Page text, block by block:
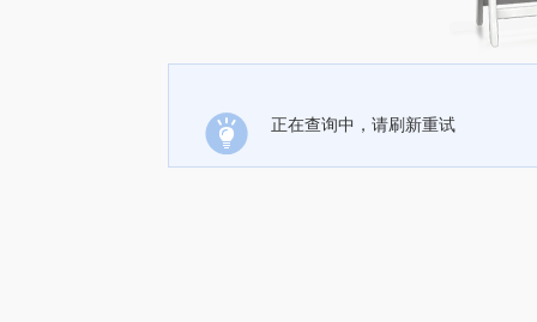
正在查询中，请刷新重试